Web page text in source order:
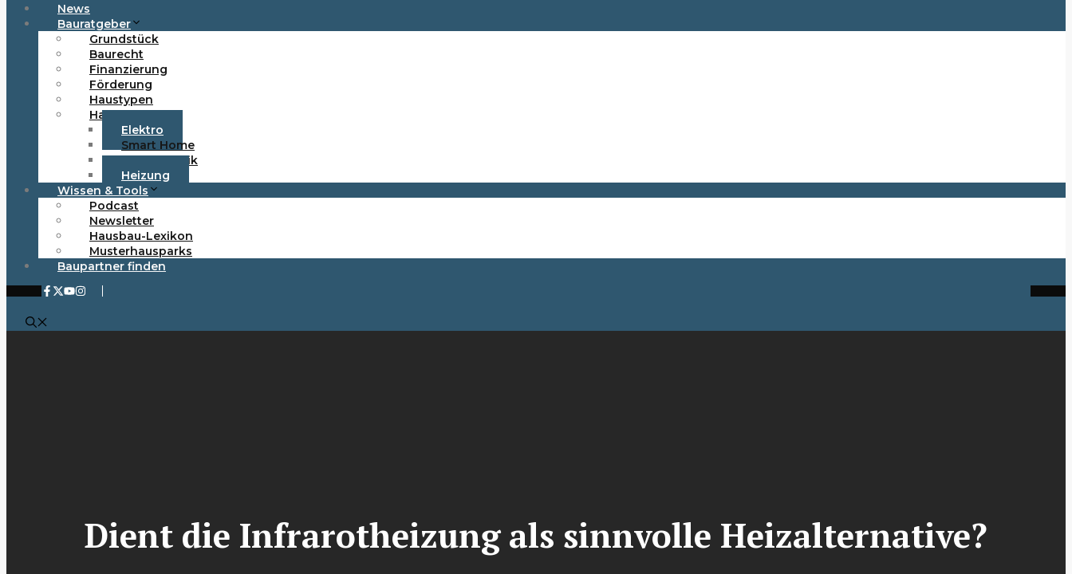
News
Bauratgeber
Grundstück
Baurecht
Finanzierung
Förderung
Haustypen
Haustechnik
Elektro
Smart Home
Photovoltaik
Heizung
Wissen & Tools
Podcast
Newsletter
Hausbau-Lexikon
Musterhausparks
Baupartner finden
Dient die Infrarotheizung als sinnvolle Heizalternative?